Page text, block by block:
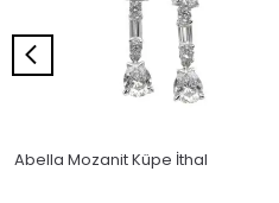
Abella Mozanit Küpe İthal